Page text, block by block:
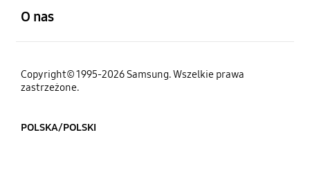
O nas
Copyright© 1995-2026 Samsung. Wszelkie prawa
zastrzeżone.
POLSKA/POLSKI